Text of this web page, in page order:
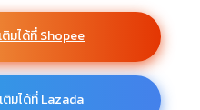
มได้ที่ Shopee
ติมได้ที่ Lazada